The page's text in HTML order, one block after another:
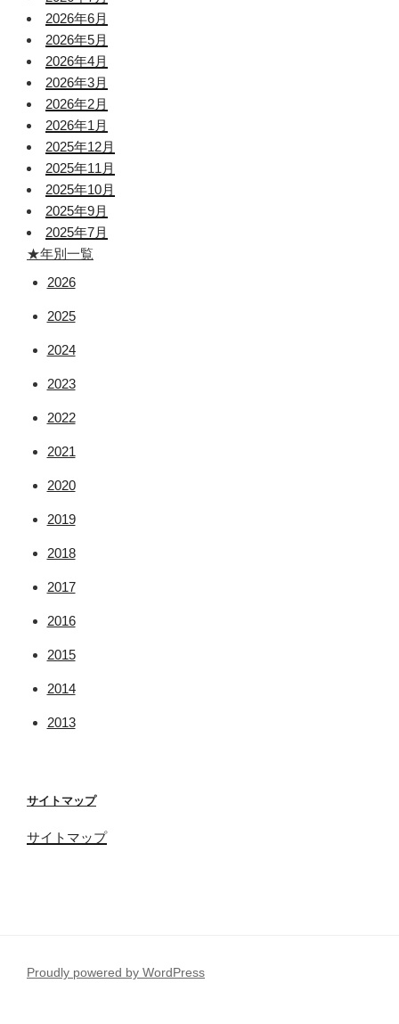
2026年6月
2026年5月
2026年4月
2026年3月
2026年2月
2026年1月
2025年12月
2025年11月
2025年10月
2025年9月
2025年7月
★年別一覧
2026
2025
2024
2023
2022
2021
2020
2019
2018
2017
2016
2015
2014
2013
サイトマップ
サイトマップ
Proudly powered by WordPress